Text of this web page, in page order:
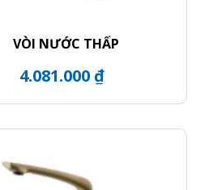
VÒI NƯỚC THẤP
4.081.000 ₫